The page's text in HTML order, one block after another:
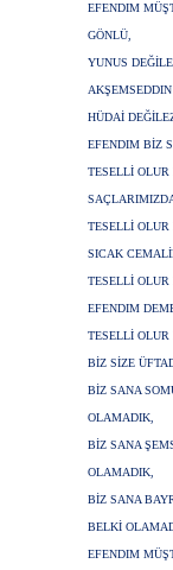
EFENDIM
GÖNLÜ,
YUNUS
HÜDAİ
EFENDIM BİZ
TESELLİ OLUR
TESELLİ
SICAK
TESELLİ
EFENDIM
TESELLİ
BİZ SİZE
BİZ SANA
OLAMADIK,
BİZ SANA
OLAMADIK,
BİZ SANA
BELKİ
EFENDIM